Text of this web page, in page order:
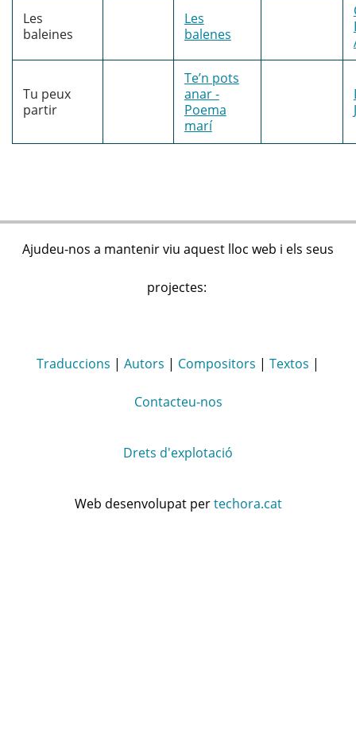
Les
baleines
Les
balenes
Tu peux
partir
Te’n pots
anar -
Poema
marí
Ajudeu-nos a mantenir viu aquest lloc web i els seus
projectes:
Traduccions | Autors | Compositors | Textos |
Contacteu-nos
Drets d'explotació
Web desenvolupat pertechora.cat